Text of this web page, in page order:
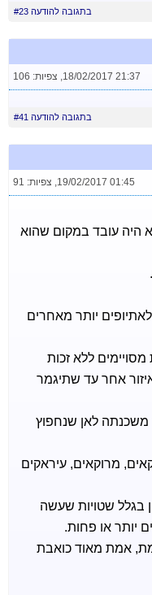
בתגובה להודעה #23
18/02/2017 21:37
, צפיות: 106
בתגובה להודעה #41
19/02/2017 01:45
, צפיות: 91
היה עובד במקום שהוא
יותר מאחרים
ללא זכות
אחר עד שתיגמר
משכנתה לאן שנחפוץ
מרוקאים, עיראקים
בגלל שטויות שעשה
יותר או פחות.
אמת מאוד כואבת